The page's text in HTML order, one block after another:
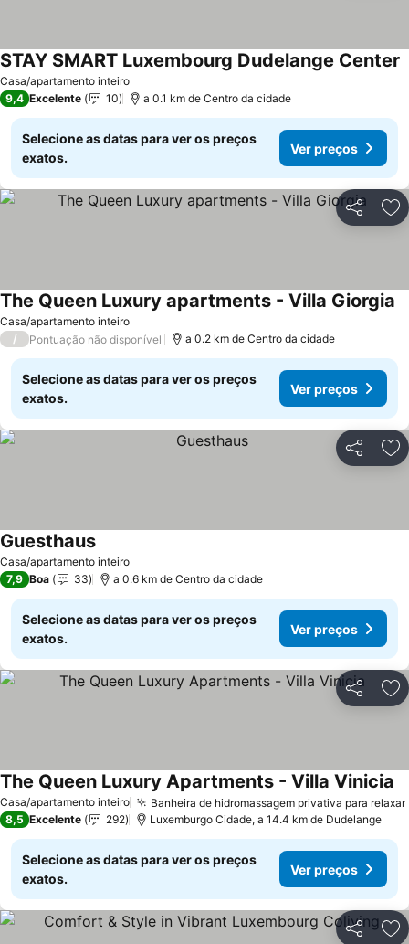
Casa/apartamento inteiro
STAY SMART Luxembourg Dudelange Center
9,4 Excelente 10 a 0.1 km de Centro da cidade
Selecione as datas para ver os preços
exatos.
Ver preços
Partilhar
Casa/apartamento inteiro
The Queen Luxury apartments - Villa Giorgia
/ Pontuação não disponível a 0.2 km de Centro da cidade
Selecione as datas para ver os preços
exatos.
Ver preços
Partilhar
Casa/apartamento inteiro
GuesthausVer preços
7,9 Boa 33 a 0.6 km de Centro da cidade
Selecione as datas para ver os preços
exatos.
Ver preços
Partilhar
Casa/apartamento inteiro Banheira de hidromassagem privativa para relaxar
The Queen Luxury Apartments - Villa Vinicia
8,5 Excelente 292 Luxemburgo Cidade, a 14.4 km de Dudelange
Selecione as datas para ver os preços
exatos.
Ver preços
Partilhar